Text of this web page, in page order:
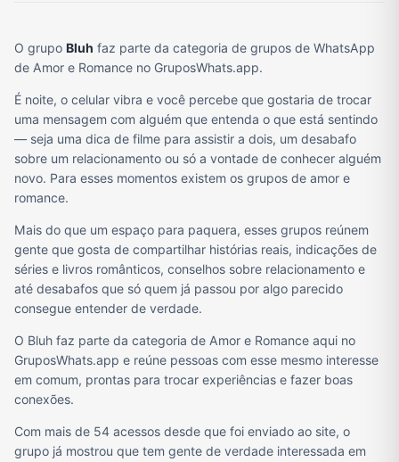
O grupo Bluh faz parte da categoria de grupos de WhatsApp
de Amor e Romance no GruposWhats.app.
É noite, o celular vibra e você percebe que gostaria de trocar
uma mensagem com alguém que entenda o que está sentindo
— seja uma dica de filme para assistir a dois, um desabafo
sobre um relacionamento ou só a vontade de conhecer alguém
novo. Para esses momentos existem os grupos de amor e
romance.
Mais do que um espaço para paquera, esses grupos reúnem
gente que gosta de compartilhar histórias reais, indicações de
séries e livros românticos, conselhos sobre relacionamento e
até desabafos que só quem já passou por algo parecido
consegue entender de verdade.
O Bluh faz parte da categoria de Amor e Romance aqui no
GruposWhats.app e reúne pessoas com esse mesmo interesse
em comum, prontas para trocar experiências e fazer boas
conexões.
Com mais de 54 acessos desde que foi enviado ao site, o
grupo já mostrou que tem gente de verdade interessada em